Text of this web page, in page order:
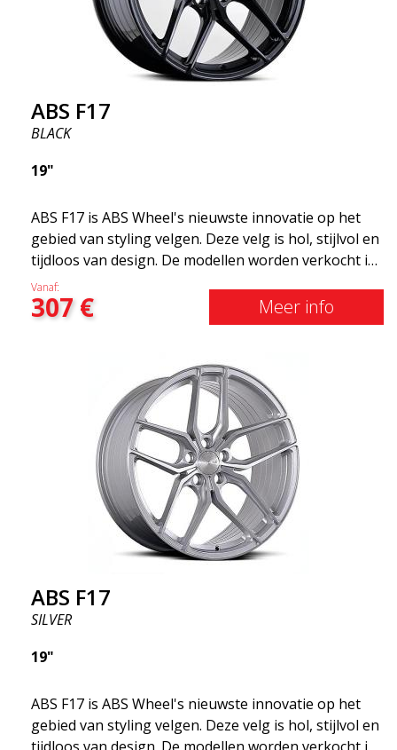
ABS F17
BLACK
19"
ABS F17 is ABS Wheel's nieuwste innovatie op het
gebied van styling velgen. Deze velg is hol, stijlvol en
tijdloos van design. De modellen worden verkocht in
verschillende maten, waaronder 19x8.5, 19x9.5 en
20x8.5 &20x10 en 20x11. Hoe breder de velg, hoe
dieper het resultaat dat je krijgt. ABS F17 is een Flow
wat betekent dat deze een hogere kwaliteit, minder
gewicht en sterker materiaal heeft. U rijdt
comfortabeler dankzijhet onafgeveerde gewicht.
Het is de Gucci van de velgenwereld! 😍
Vanaf:
307€ Meer info
ABS F17
SILVER
19"
ABS F17 is ABS Wheel's nieuwste innovatie op het
gebied van styling velgen. Deze velg is hol, stijlvol en